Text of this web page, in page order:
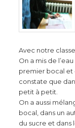
Avec notre
On a mis de
premier bocal et
constate que
petit à petit.
On a aussi
bocal, dans un
du sucre et dans